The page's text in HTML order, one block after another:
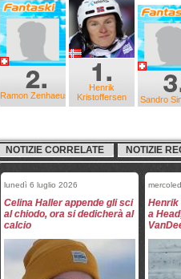
Henrik
Kristoffersen
Ramon Zenhaeusern Sandro
NOTIZIE CORRELATE NOTIZIE
lunedì 6 luglio 2026
Celina Haller appende gli sci
al chiodo, ora si dedicherà al
calcio
Henrik
a